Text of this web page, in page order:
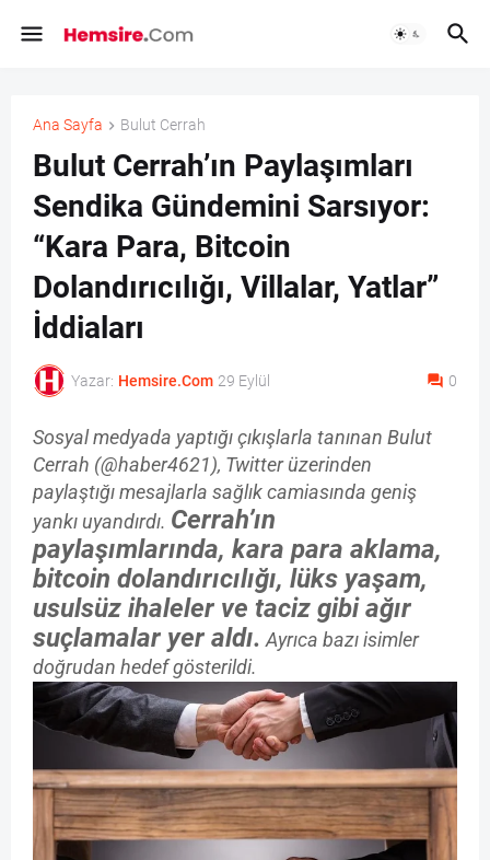
Ana Sayfa Bulut Cerrah
Bulut Cerrah’ın Paylaşımları
Sendika Gündemini Sarsıyor:
“Kara Para, Bitcoin
Dolandırıcılığı, Villalar, Yatlar”
İddiaları
Yazar: Hemsire.Com 29 Eylül 0
Sosyal medyada yaptığı çıkışlarla tanınan Bulut
Cerrah (@haber4621), Twitter üzerinden
paylaştığı mesajlarla sağlık camiasında geniş
yankı uyandırdı. Cerrah’ın
paylaşımlarında, kara para aklama,
bitcoin dolandırıcılığı, lüks yaşam,
usulsüz ihaleler ve taciz gibi ağır
suçlamalar yer aldı. Ayrıca bazı isimler
doğrudan hedef gösterildi.